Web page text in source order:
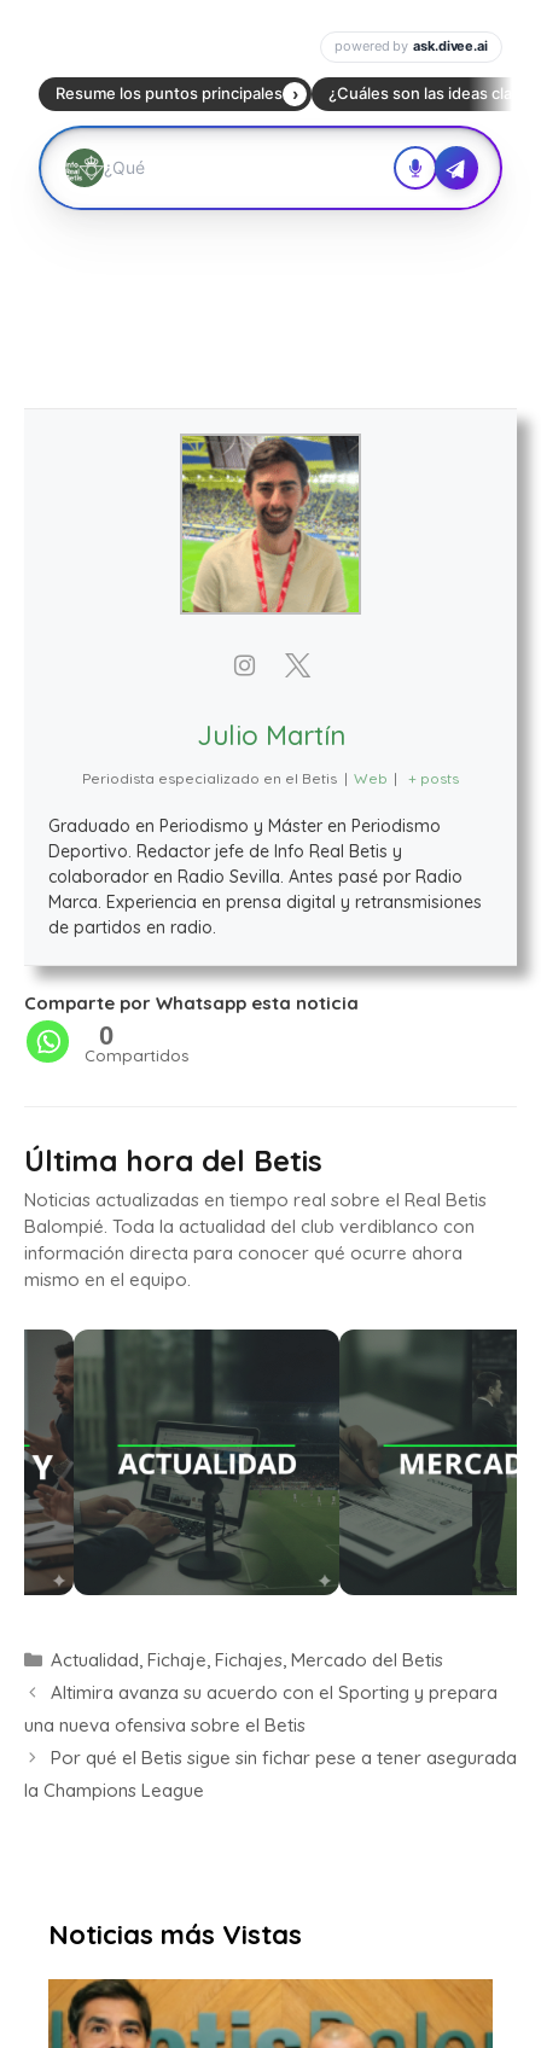
Julio Martín
Periodista especializado en el Betis | Web | + posts
Graduado en Periodismo y Máster en Periodismo
Deportivo. Redactor jefe de Info Real Betis y
colaborador en Radio Sevilla. Antes pasé por Radio
Marca. Experiencia en prensa digital y retransmisiones
de partidos en radio.
Comparte por Whatsapp esta noticia
0
Compartidos
Última hora del Betis
Noticias actualizadas en tiempo real sobre el Real Betis
Balompié. Toda la actualidad del club verdiblanco con
información directa para conocer qué ocurre ahora
mismo en el equipo.
Actualidad Fichaje Fichajes Mercado del Betis
Altimira avanza su acuerdo con el Sporting y prepara
una nueva ofensiva sobre el Betis
Por qué el Betis sigue sin fichar pese a tener asegurada
la Champions League
Noticias más Vistas